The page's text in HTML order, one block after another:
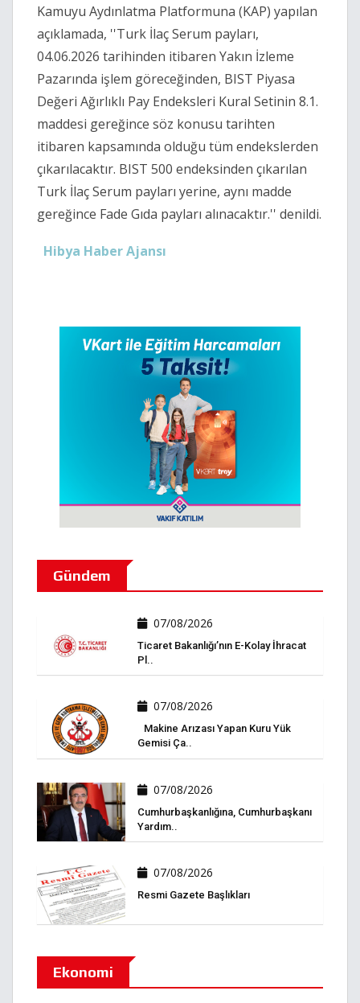
Kamuyu Aydınlatma Platformuna (KAP) yapılan
açıklamada, ''Turk İlaç Serum payları,
04.06.2026 tarihinden itibaren Yakın İzleme
Pazarında işlem göreceğinden, BIST Piyasa
Değeri Ağırlıklı Pay Endeksleri Kural Setinin 8.1.
maddesi gereğince söz konusu tarihten
itibaren kapsamında olduğu tüm endekslerden
çıkarılacaktır. BIST 500 endeksinden çıkarılan
Turk İlaç Serum payları yerine, aynı madde
gereğince Fade Gıda payları alınacaktır.'' denildi.
Hibya Haber Ajansı
Gündem
07/08/2026
Ticaret Bakanlığı’nın E-Kolay İhracat
Pl..
07/08/2026
Makine Arızası Yapan Kuru Yük
Gemisi Ça..
07/08/2026
Cumhurbaşkanlığına, Cumhurbaşkanı
Yardım..
07/08/2026
Resmi Gazete Başlıkları
Ekonomi